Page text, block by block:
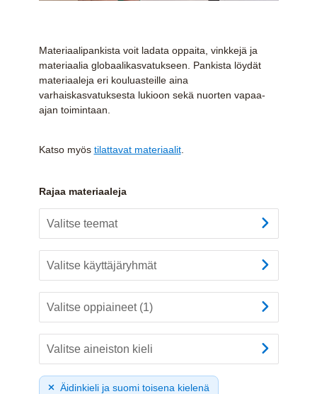
Materiaalipankista voit ladata oppaita, vinkkejä ja
materiaalia globaalikasvatukseen. Pankista löydät
materiaaleja eri kouluasteille aina
varhaiskasvatuksesta lukioon sekä nuorten vapaa-
ajan toimintaan.
Katso myös tilattavat materiaalit.
Rajaa materiaaleja
Valitse teemat
Valitse käyttäjäryhmät
Valitse oppiaineet (1)
Valitse aineiston kieli
Äidinkieli ja suomi toisena kielenä